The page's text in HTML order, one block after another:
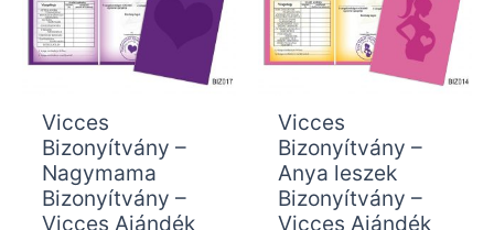
Vicces
Bizonyítvány –
Nagymama
Bizonyítvány –
Vicces Ajándék
Vicces
Bizonyítvány –
Anya leszek
Bizonyítvány –
Vicces Ajándék